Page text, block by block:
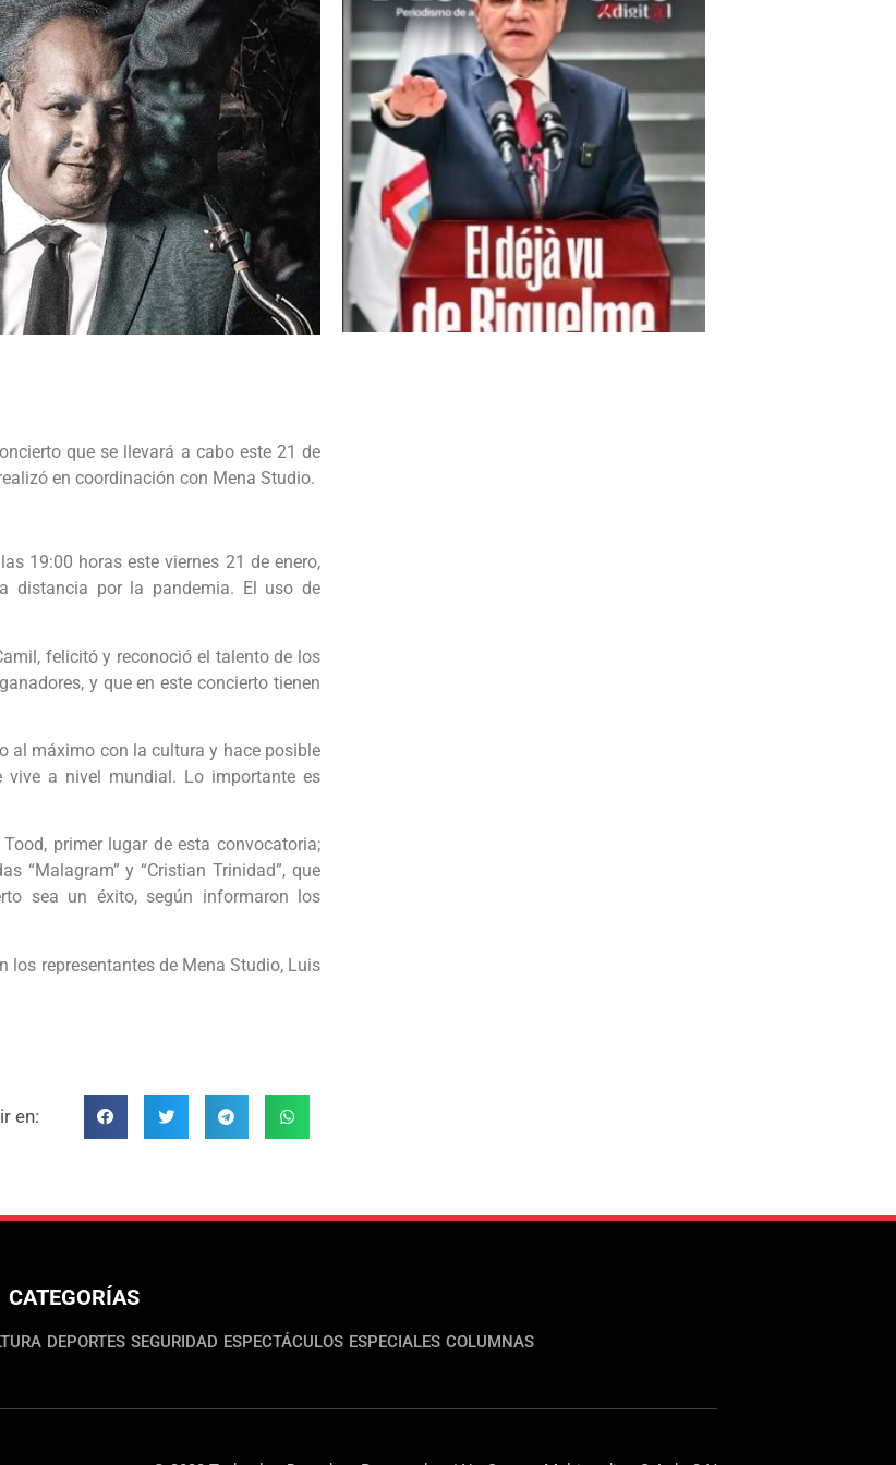
que se llevará a cabo este 21 de
en coordinación con Mena Studio.
19:00 horas este viernes 21 de enero,
distancia por la pandemia. El uso de
felicitó y reconoció el talento de los
y que en este concierto tienen
al máximo con la cultura y hace posible
a nivel mundial. Lo importante es
primer lugar de esta convocatoria;
“Malagram” y “Cristian Trinidad”, que
sea un éxito, según informaron los
los representantes de Mena Studio, Luis
en:
CATEGORÍAS
DEPORTES SEGURIDAD ESPECTÁCULOS ESPECIALES COLUMNAS